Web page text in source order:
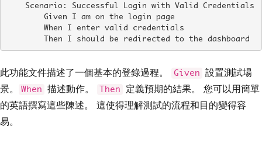
        Then I should be redirected to the dashboard
此功能文件描述了一個基本的登錄過程。 Given
設置測試場
景。
When 描述動作。 Then
定義預期的結果。 您可以用簡單
的英語撰寫這些陳述。 這使得理解測試的流程和目的變得容
易。